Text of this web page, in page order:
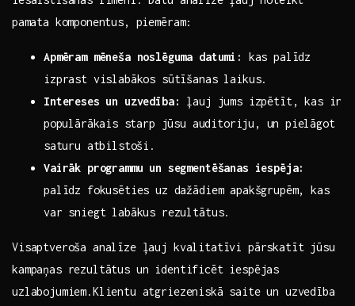
⁢pamata ‍komponentus, piemēram:
Apmēram mēneša noslēguma datumi:
kas ​palīdz
izprast vislabākos sūtīšanas laikus.
Intereses un uzvedība:
ļauj jums ​izpētīt, ‍kas ir
⁢populārākais ⁢starp jūsu ⁢auditoriju, ⁣un ⁤pielāgot
⁢saturu atbilstoši.
Vairāk programmu un segmentēšanas iespēja:
palīdz fokusēties uz ​dažādiem apakšgrupēm, kas
var sniegt labākus rezultātus.
Visaptveroša analīze‌ ļauj‍ kvalitatīvi pārskatīt jūsu
kampaņas rezultātus un ​identificēt iespējas‍
uzlabojumiem.Klientu atgriezeniskā saite‍ un uzvedība